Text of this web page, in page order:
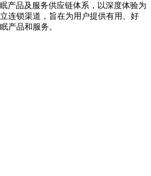
产品及服务供应链体系，以深度体验为
连锁渠道，旨在为用户提供有用、好
产品和服务。